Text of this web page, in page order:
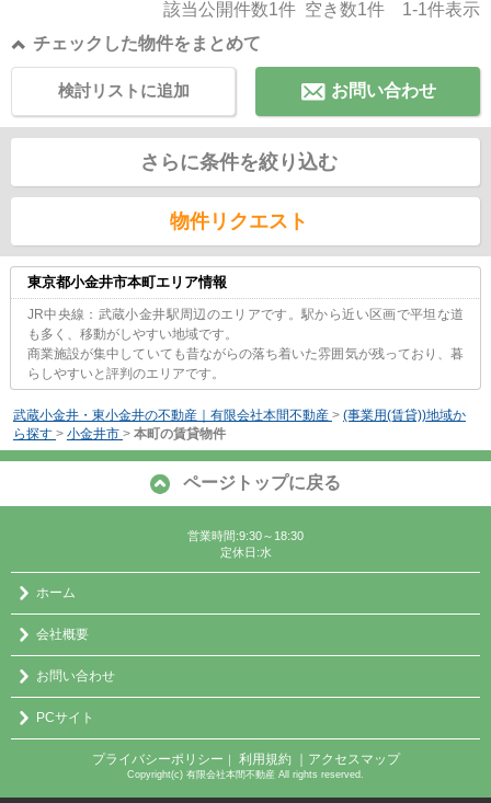
該当公開件数1件 空き数1件 1-1件表示
チェックした物件をまとめて
お問い合わせ
検討リストに追加
さらに条件を絞り込む
物件リクエスト
東京都小金井市本町エリア情報
JR中央線：武蔵小金井駅周辺のエリアです。駅から近い区画で平坦な道
も多く、移動がしやすい地域です。
商業施設が集中していても昔ながらの落ち着いた雰囲気が残っており、暮
らしやすいと評判のエリアです。
武蔵小金井・東小金井の不動産｜有限会社本間不動産 > (事業用(賃貸))地域か
ら探す > 小金井市 > 本町の賃貸物件
ページトップに戻る
営業時間:9:30～18:30
定休日:水
ホーム
会社概要
お問い合わせ
PCサイト
プライバシーポリシー ｜ 利用規約 ｜アクセスマップ
Copyright(c) 有限会社本間不動産 All rights reserved.